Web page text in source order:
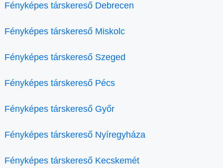
Fényképes társkereső Debrecen
Fényképes társkereső Miskolc
Fényképes társkereső Szeged
Fényképes társkereső Pécs
Fényképes társkereső Győr
Fényképes társkereső Nyíregyháza
Fényképes társkereső Kecskemét